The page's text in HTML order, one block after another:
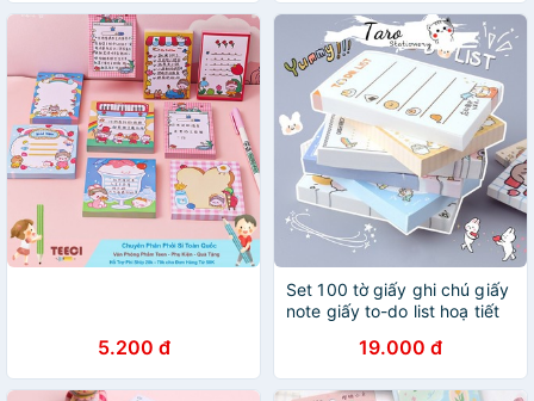
5.200 đ
Set 100 tờ giấy ghi chú giấy
note giấy to-do list hoạ tiết
19.000 đ